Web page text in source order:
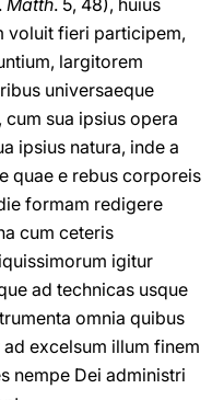
Matth. 5, 48), huius
voluit fieri participem,
largitorem
universaeque
sua ipsius opera
ipsius natura, inde a
quae e rebus corporeis
formam redigere
cum ceteris
igitur
ad technicas usque
omnia quibus
excelsum illum finem
nempe Dei administri